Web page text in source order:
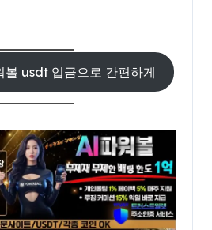
볼 usdt 입금으로 간편하게